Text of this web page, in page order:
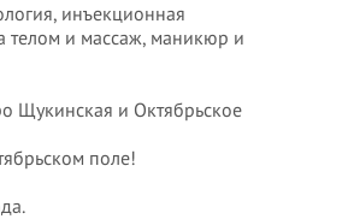
инъекционная
телом и массаж, маникюр и
Щукинская и Октябрьское
поле!